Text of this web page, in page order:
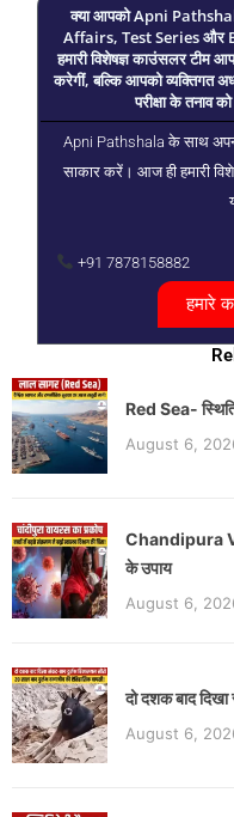
क्या आपको Apni
Affairs, Test Series और
हमारी विशेषज्ञ काउंसलर टीम
करेगीं, बल्कि आपको व्यक्तिगत
परीक्षा के तनाव
Apni Pathshala के साथ
साकार करें। आज ही हमारी
+91 7878158882
हमारे
Red Sea-
August 6,
Chandipura
के उपाय
August 6,
दो दशक बाद
August 6,